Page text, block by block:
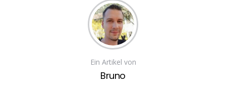
Ein Artikel von
Bruno